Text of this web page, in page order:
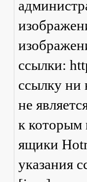
ссылки:
ссылку ни
не
к которым
ящики
указания